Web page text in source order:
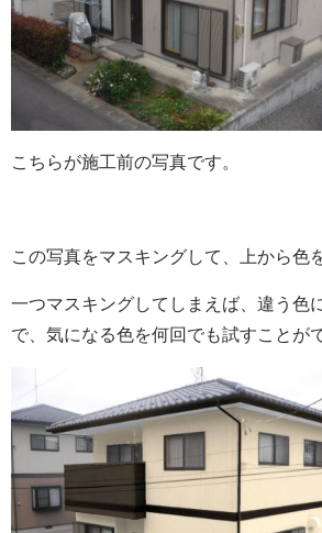
こちらが施工前の写真です。
この写真をマスキングして、上から色
一つマスキングしてしまえば、違う色
で、気になる色を何回でも試すことが